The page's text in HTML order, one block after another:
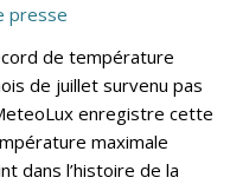
presse
de température
de juillet survenu pas
enregistre cette
maximale
dans l’histoire de la